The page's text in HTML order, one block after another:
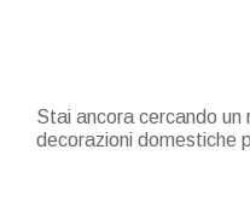
Stai ancora cercando
decorazioni domestiche
compleanno di un